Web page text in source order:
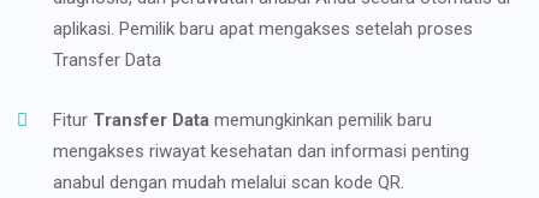
aplikasi. Pemilik baru apat mengakses setelah proses
Transfer Data
Fitur Transfer Data memungkinkan pemilik baru
mengakses riwayat kesehatan dan informasi penting
anabul dengan mudah melalui scan kode QR.